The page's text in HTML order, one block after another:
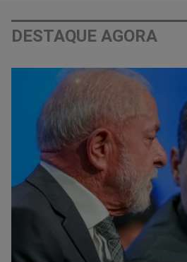
DESTAQUE AGORA